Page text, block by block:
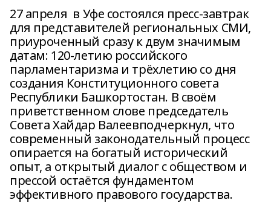
27 апреля в Уфе состоялся пресс-завтрак
для представителей региональных СМИ,
приуроченный сразу к двум значимым
датам: 120-летию российского
парламентаризма и трёхлетию со дня
создания Конституционного совета
Республики Башкортостан. В своём
приветственном слове председатель
Совета Хайдар Валеевподчеркнул, что
современный законодательный процесс
опирается на богатый исторический
опыт, а открытый диалог с обществом и
прессой остаётся фундаментом
эффективного правового государства.